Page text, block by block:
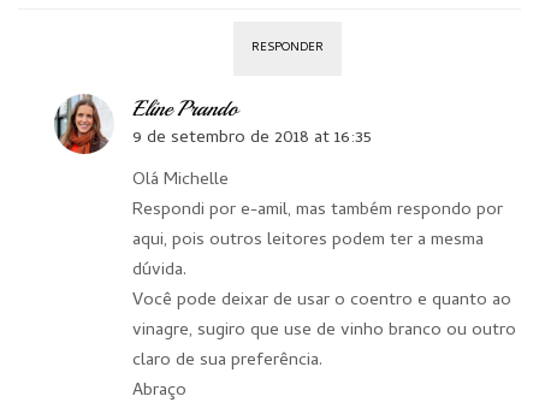
RESPONDER
Eline Prando
9 de setembro de 2018 at 16:35
Olá Michelle
Respondi por e-amil, mas também respondo por
aqui, pois outros leitores podem ter a mesma
dúvida.
Você pode deixar de usar o coentro e quanto ao
vinagre, sugiro que use de vinho branco ou outro
claro de sua preferência.
Abraço